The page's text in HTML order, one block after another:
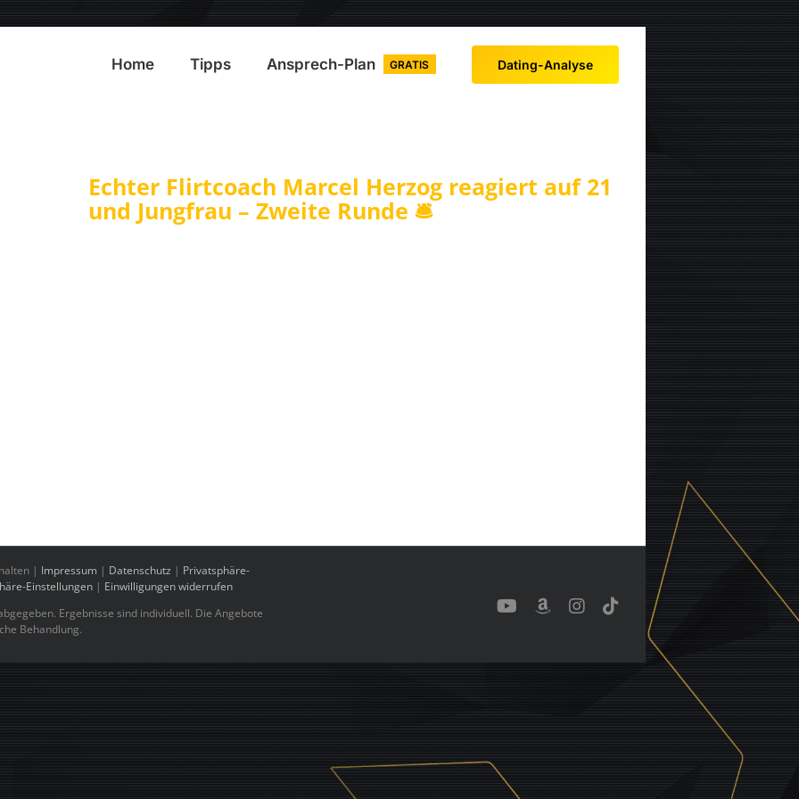
Home Tipps Ansprech-Plan GRATIS Dating-Analyse
Echter Flirtcoach Marcel Herzog reagiert auf 21
und Jungfrau – Zweite Runde 🛎
| Impressum | Datenschutz | Privatsphäre-
Einstellungen | Einwilligungen widerrufen
Ergebnisse sind individuell. Die Angebote
Behandlung.
YouTubeBenutzerdefiniert
Instagram
Tiktok